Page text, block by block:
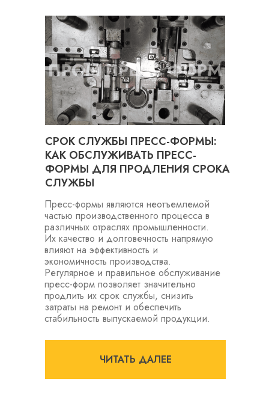
СРОК СЛУЖБЫ ПРЕСС-ФОРМЫ:
КАК ОБСЛУЖИВАТЬ ПРЕСС-
ФОРМЫ ДЛЯ ПРОДЛЕНИЯ СРОКА
СЛУЖБЫ
Пресс-формы являются неотъемлемой
частью производственного процесса в
различных отраслях промышленности.
Их качество и долговечность напрямую
влияют на эффективность и
экономичность производства.
Регулярное и правильное обслуживание
пресс-форм позволяет значительно
продлить их срок службы, снизить
затраты на ремонт и обеспечить
стабильность выпускаемой продукции.
ЧИТАТЬ ДАЛЕЕ